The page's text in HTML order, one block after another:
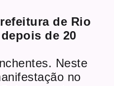
de Rio
de 20
Neste
no